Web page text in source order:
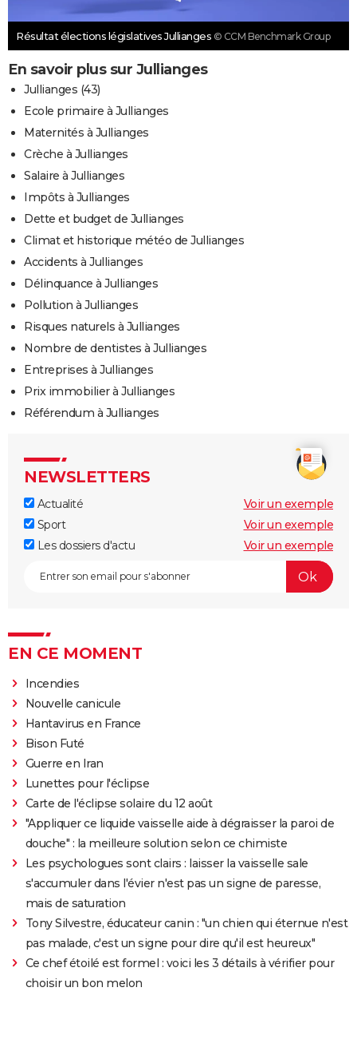
Résultat élections législatives Jullianges © CCM Benchmark Group
En savoir plus sur Jullianges
Jullianges (43)
Ecole primaire à Jullianges
Maternités à Jullianges
Crèche à Jullianges
Salaire à Jullianges
Impôts à Jullianges
Dette et budget de Jullianges
Climat et historique météo de Jullianges
Accidents à Jullianges
Délinquance à Jullianges
Pollution à Jullianges
Risques naturels à Jullianges
Nombre de dentistes à Jullianges
Entreprises à Jullianges
Prix immobilier à Jullianges
Référendum à Jullianges
NEWSLETTERS
Actualité
Voir un exemple
Sport
Voir un exemple
Les dossiers d'actu
Voir un exemple
EN CE MOMENT
Incendies
Nouvelle canicule
Hantavirus en France
Bison Futé
Guerre en Iran
Lunettes pour l'éclipse
Carte de l'éclipse solaire du 12 août
"Appliquer ce liquide vaisselle aide à dégraisser la paroi de
douche" : la meilleure solution selon ce chimiste
Les psychologues sont clairs : laisser la vaisselle sale
s'accumuler dans l'évier n'est pas un signe de paresse,
mais de saturation
Tony Silvestre, éducateur canin : "un chien qui éternue n'est
pas malade, c'est un signe pour dire qu'il est heureux"
Ce chef étoilé est formel : voici les 3 détails à vérifier pour
choisir un bon melon